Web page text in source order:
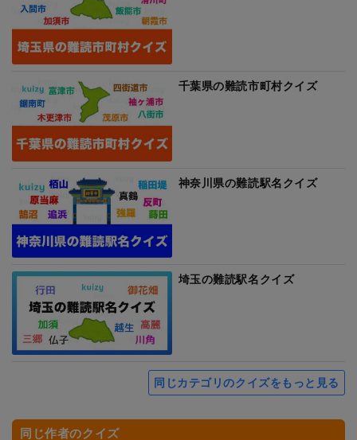
千葉県の難読市町村クイズ
神奈川県の難読駅名クイズ
埼玉の難読駅名クイズ
同じカテゴリのクイズをもっと見る
同じ作者のクイズ